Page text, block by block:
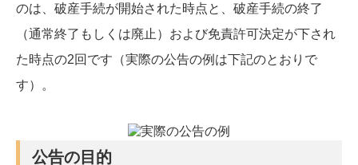
のは、破産手続が開始された時点と、破産手続の終了
（通常終了もしくは廃止）および免責許可決定が下され
た時点の2回です（実際の公告の例は下記のとおりで
す）。
公告の目的